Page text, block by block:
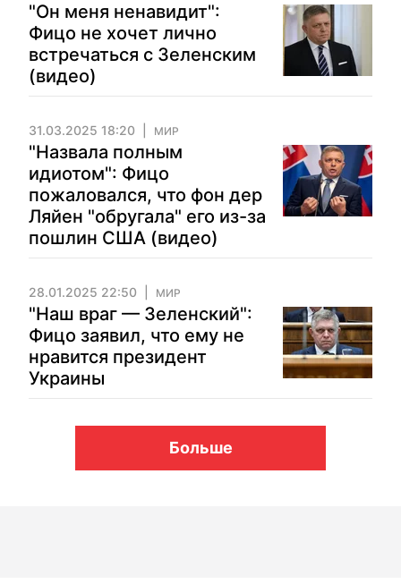
"Он меня ненавидит":
Фицо не хочет лично
встречаться с Зеленским
(видео)
31.03.2025 18:20 МИР
"Назвала полным
идиотом": Фицо
пожаловался, что фон дер
Ляйен "обругала" его из-за
пошлин США (видео)
28.01.2025 22:50 МИР
"Наш враг — Зеленский":
Фицо заявил, что ему не
нравится президент
Украины
Больше